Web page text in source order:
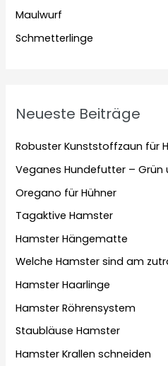
Maulwurf
Schmetterlinge
Neueste Beiträge
Robuster Kunststoffzaun für
Veganes Hundefutter – Grün
Oregano für Hühner
Tagaktive Hamster
Hamster Hängematte
Welche Hamster sind am
Hamster Haarlinge
Hamster Röhrensystem
Staubläuse Hamster
Hamster Krallen schneiden